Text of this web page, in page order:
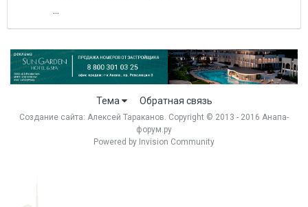
...
Тема Обратная связь
Создание сайта: Алексей Тараканов. Copyright © 2013 - 2016 Анапа-
форум.ру
Powered by Invision Community